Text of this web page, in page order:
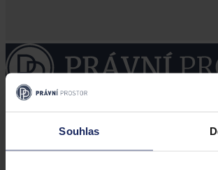
Souhlas
profesionálové a zástupci právnických profesí,
potřebují právní informace.